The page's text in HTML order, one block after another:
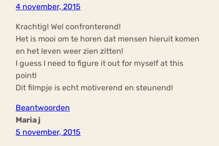
4 november, 2015
Krachtig! Wel confronterend!
Het is mooi om te horen dat mensen hieruit komen
en het leven weer zien zitten!
I guess I need to figure it out for myself at this
point!
Dit filmpje is echt motiverend en steunend!
Beantwoorden
Maria j
5 november, 2015